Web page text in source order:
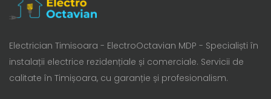
Electrician Timisoara - ElectroOctavian MDP - Specialiști în
instalații electrice rezidențiale și comerciale. Servicii de
calitate în Timișoara, cu garanție și profesionalism.